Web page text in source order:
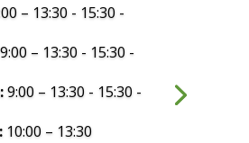
– 13:30 - 15:30 -
9:00 – 13:30 - 15:30 -
9:00 – 13:30 - 15:30 -
10:00 – 13:30